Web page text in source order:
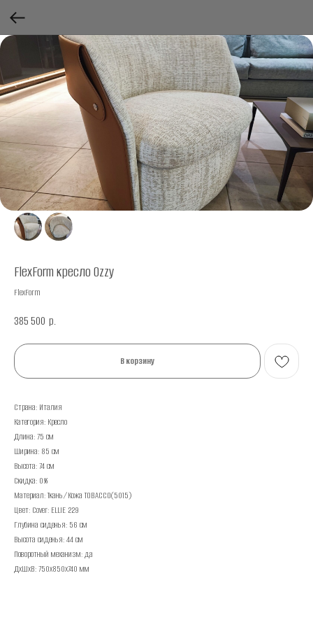
FlexForm кресло Ozzy
FlexForm
385 500 р.
В корзину
Страна: Италия
Категория: Кресло
Длина: 75 см
Ширина: 85 см
Высота: 74 см
Скидка: 0%
Материал: Ткань/Кожа TOBACCO(5015)
Цвет: Cover: ELLIE 229
Глубина сиденья: 56 см
Высота сиденья: 44 см
Поворотный механизм: да
ДxШxВ: 750x850x740 мм